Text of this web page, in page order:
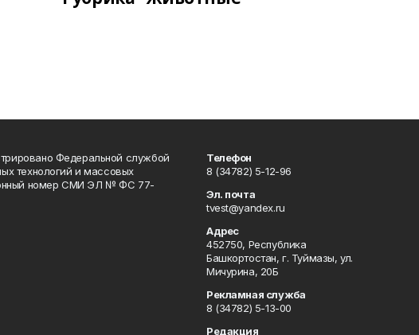
Федеральной службой
технологий и массовых
номер СМИ ЭЛ № ФС 77-
Телефон
8 (34782) 5-12-96
Эл. почта
tvest@yandex.ru
Адрес
452750, Республика
Башкортостан, г. Туймазы, ул.
Мичурина, 20Б
Рекламная служба
8 (34782) 5-13-00
Редакция